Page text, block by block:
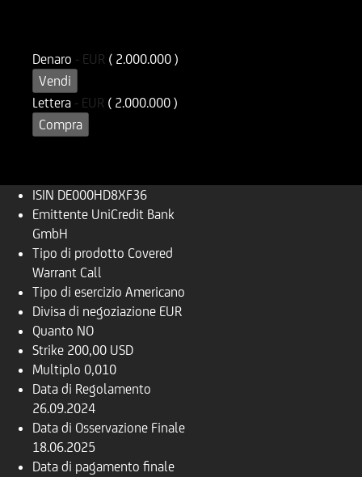
Denaro - EUR ( 2.000.000 )
Vendi
Lettera - EUR ( 2.000.000 )
Compra
ISIN DE000HD8XF36
Emittente UniCredit Bank
GmbH
Tipo di prodotto Covered
Warrant Call
Tipo di esercizio Americano
Divisa di negoziazione EUR
Quanto NO
Strike 200,00 USD
Multiplo 0,010
Data di Regolamento
26.09.2024
Data di Osservazione Finale
18.06.2025
Data di pagamento finale